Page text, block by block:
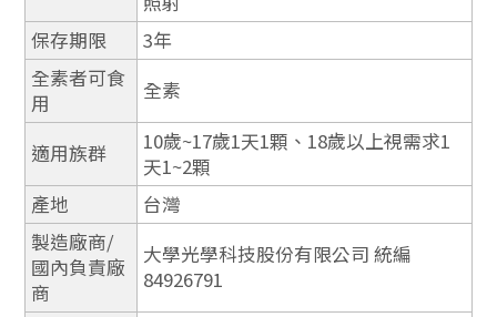
保存期限
3年
全素者可食
用
全素
適用族群
10歲~17歲1天1顆、18歲以上視需求1
天1~2顆
產地
台灣
製造廠商/
國內負責廠
商
大學光學科技股份有限公司 統編
84926791